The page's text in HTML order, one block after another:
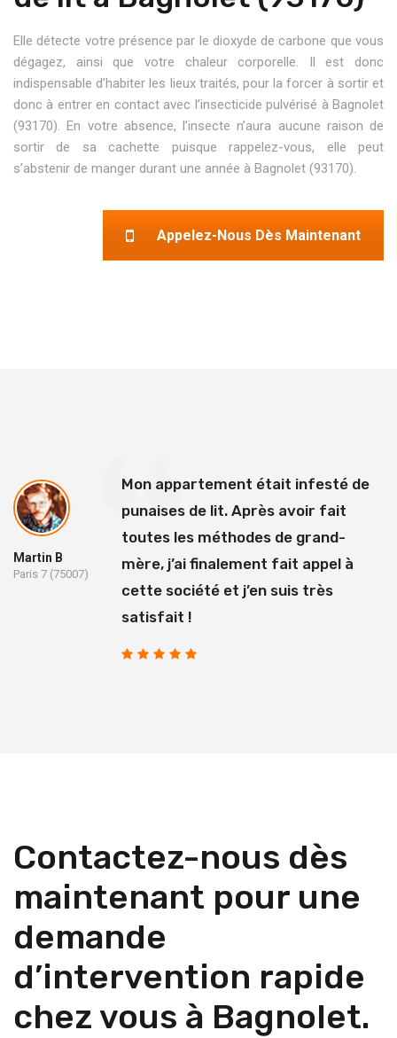
Elle détecte votre présence par le dioxyde de carbone que vous
dégagez, ainsi que votre chaleur corporelle. Il est donc
indispensable d’habiter les lieux traités, pour la forcer à sortir et
donc à entrer en contact avec l’insecticide pulvérisé à Bagnolet
(93170). En votre absence, l’insecte n’aura aucune raison de
sortir de sa cachette puisque rappelez-vous, elle peut
s’abstenir de manger durant une année à Bagnolet (93170).
Appelez-Nous Dès Maintenant
Martin B
Paris 7 (75007)
Mon appartement était infesté de
punaises de lit. Après avoir fait
toutes les méthodes de grand-
mère, j’ai finalement fait appel à
cette société et j’en suis très
satisfait !
Contactez-nous dès
maintenant pour une
demande
d’intervention rapide
chez vous à Bagnolet.